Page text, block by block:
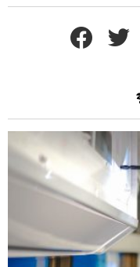
by Simon Harper
Views
เลื่อย